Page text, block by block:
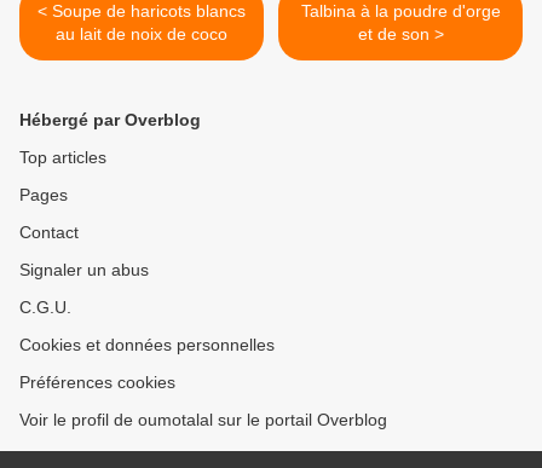
< Soupe de haricots blancs
au lait de noix de coco
Talbina à la poudre d'orge
et de son >
Hébergé par Overblog
Top articles
Pages
Contact
Signaler un abus
C.G.U.
Cookies et données personnelles
Préférences cookies
Voir le profil de oumotalal sur le portail Overblog